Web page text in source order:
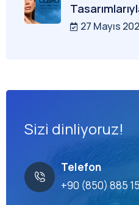
27 Mayıs
Sizi dinliyoruz!
Telefon
+90 (850) 885